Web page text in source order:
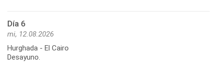
Día 6
mi, 12.08.2026
Hurghada - El Cairo
Desayuno.